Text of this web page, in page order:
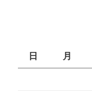
日
月